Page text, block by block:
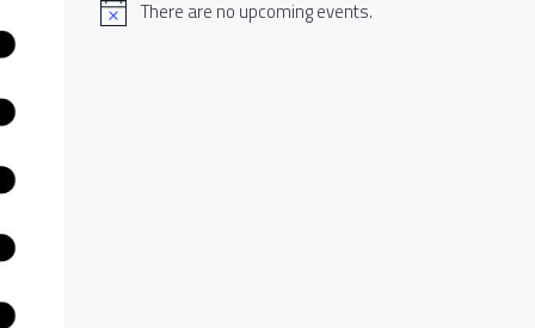
There are no upcoming events.